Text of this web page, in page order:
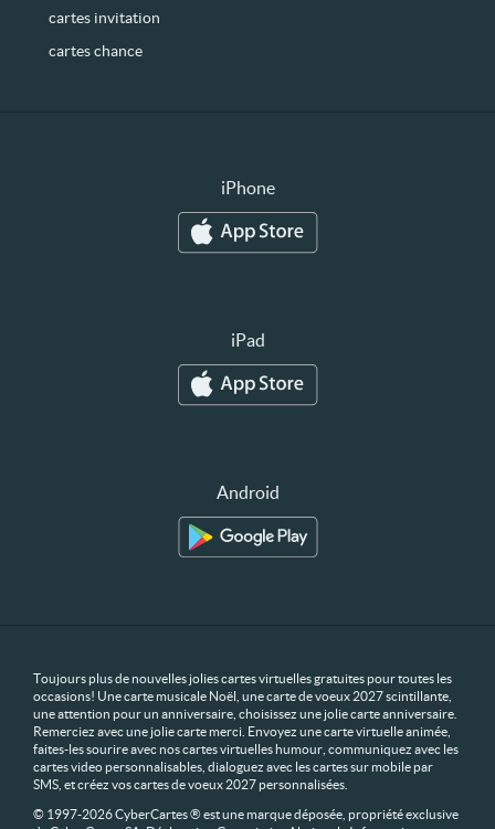
cartes invitation
cartes chance
iPhone
iPad
Android
Toujours plus de nouvelles jolies cartes virtuelles gratuites pour toutes les
occasions! Une carte musicale Noël, une carte de voeux 2027 scintillante,
une attention pour un anniversaire, choisissez une jolie carte anniversaire.
Remerciez avec une jolie carte merci. Envoyez une carte virtuelle animée,
faites-les sourire avec nos cartes virtuelles humour, communiquez avec les
cartes video personnalisables, dialoguez avec les cartes sur mobile par
SMS, et créez vos cartes de voeux 2027 personnalisées.
© 1997-2026 CyberCartes ® est une marque déposée, propriété exclusive